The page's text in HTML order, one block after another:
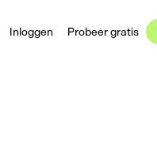
Inloggen Probeer gratis